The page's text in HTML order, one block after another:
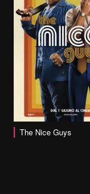
The Nice Guys